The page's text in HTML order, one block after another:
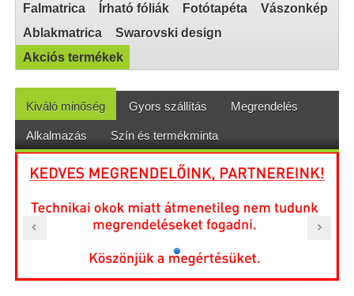
Falmatrica
Írható fóliák Fotótapéta
Vászonkép
Ablakmatrica
Swarovski design
Akciós termékek
Kiváló minőség Gyors szállítás Megrendelés
Alkalmazás Szín és termékminta